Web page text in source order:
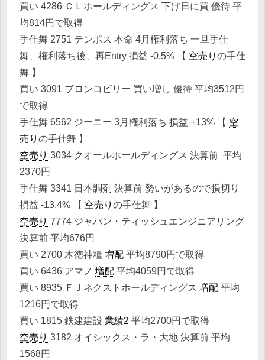
買い 4286 ＣＬホールディングス 下げ日に買 優待 平
均814円で取得
手仕舞 2751 テンポス 本命 4月権利落ち 一旦手仕
舞、権利落ち後、再Entry 損益 -0.5% 【 空売り の手仕
舞 】
買い 3091 ブロンコビリー 買い増し 優待 平均3512円
で取得
手仕舞 6562 ジーニー 3月権利落ち 損益 +13% 【 空
売り の手仕舞 】
空売り 3034 クオールホールディングス 決算前 平均
2370円
手仕舞 3341 日本調剤 決算前 勢いがあるので損切り
損益 -13.4% 【 空売り の手仕舞 】
空売り 7774 ジャパン・ティッシュエンジニアリング
決算前 平均676円
買い 2700 木徳神糧 増配 平均8790円で取得
買い 6436 アマノ 増配 平均4059円で取得
買い 8935 ＦＪネクストホールディングス 増配 平均
1216円で取得
買い 1815 鉄建建設 業績2 平均2700円で取得
空売り 3182 オイシックス・ラ・大地 決算前 平均
1568円